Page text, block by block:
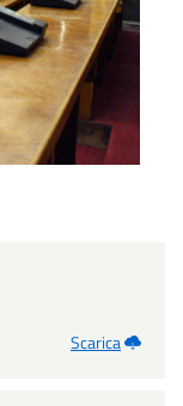
Scarica